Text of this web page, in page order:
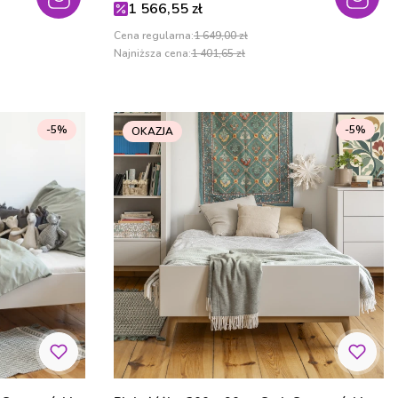
Cena promocyjna
1 566,55 zł
Cena regularna:1 649,00 zł
Najniższa cena:1 401,65 zł
-5% OKAZJA -5%